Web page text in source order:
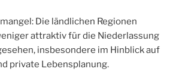
Die ländlichen Regionen
attraktiv für die Niederlassung
insbesondere im Hinblick auf
private Lebensplanung.